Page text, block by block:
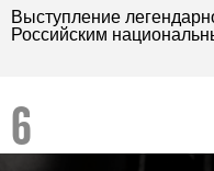
Выступление
Российским